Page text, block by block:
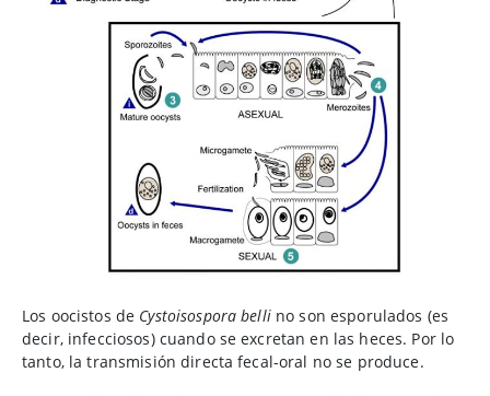
Los oocistos de Cystoisospora bellino son esporulados (es
decir, infecciosos) cuando se excretan en las heces. Por lo
tanto, la transmisión directa fecal-oral no se produce.